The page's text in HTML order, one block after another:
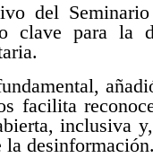
del
clave para la
facilita
inclusiva
la desinformación.